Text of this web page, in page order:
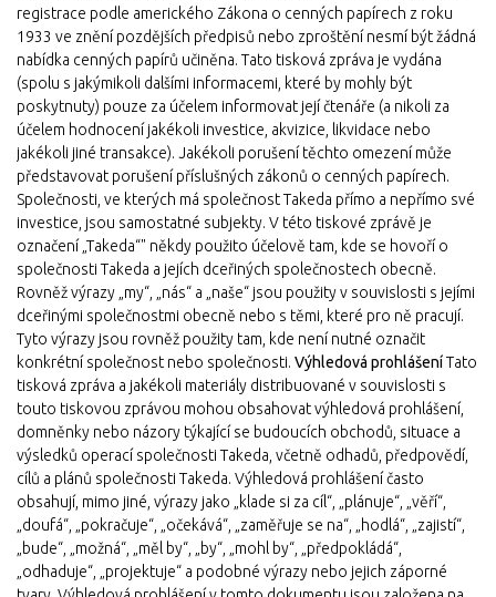
registrace podle amerického Zákona o cenných papírech z roku
1933 ve znění pozdějších předpisů nebo zproštění nesmí být žádná
nabídka cenných papírů učiněna. Tato tisková zpráva je vydána
(spolu s jakýmikoli dalšími informacemi, které by mohly být
poskytnuty) pouze za účelem informovat její čtenáře (a nikoli za
účelem hodnocení jakékoli investice, akvizice, likvidace nebo
jakékoli jiné transakce). Jakékoli porušení těchto omezení může
představovat porušení příslušných zákonů o cenných papírech.
Společnosti, ve kterých má společnost Takeda přímo a nepřímo své
investice, jsou samostatné subjekty. V této tiskové zprávě je
označení „Takeda“" někdy použito účelově tam, kde se hovoří o
společnosti Takeda a jejích dceřiných společnostech obecně.
Rovněž výrazy „my“, „nás“ a „naše“ jsou použity v souvislosti s jejími
dceřinými společnostmi obecně nebo s těmi, které pro ně pracují.
Tyto výrazy jsou rovněž použity tam, kde není nutné označit
konkrétní společnost nebo společnosti. Výhledová prohlášeníTato
tisková zpráva a jakékoli materiály distribuované v souvislosti s
touto tiskovou zprávou mohou obsahovat výhledová prohlášení,
domněnky nebo názory týkající se budoucích obchodů, situace a
výsledků operací společnosti Takeda, včetně odhadů, předpovědí,
cílů a plánů společnosti Takeda. Výhledová prohlášení často
obsahují, mimo jiné, výrazy jako „klade si za cíl“, „plánuje“, „věří“,
„doufá“, „pokračuje“, „očekává“, „zaměřuje se na“, „hodlá“, „zajistí“,
„bude“, „možná“, „měl by“, „by“, „mohl by“, „předpokládá“,
„odhaduje“, „projektuje“ a podobné výrazy nebo jejich záporné